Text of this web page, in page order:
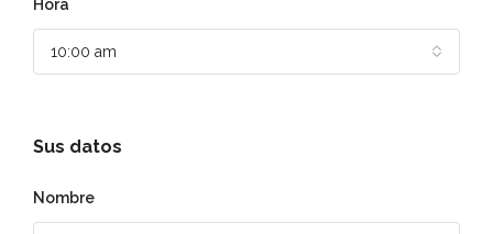
Hora
10:00 am
Sus datos
Nombre